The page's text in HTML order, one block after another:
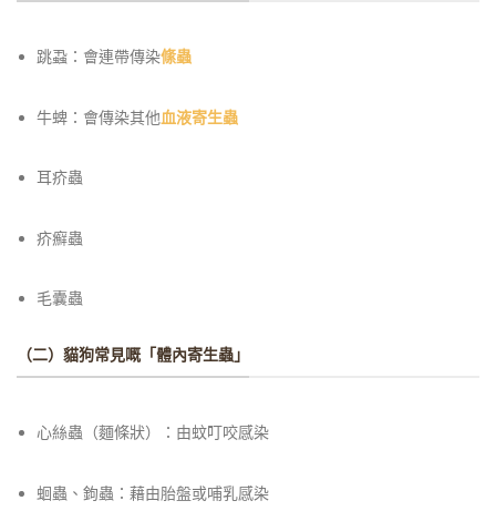
跳蝨： 會連帶傳染絛蟲
牛蜱： 會傳染其他血液寄生蟲
耳疥蟲
疥癬蟲
毛囊蟲
（二）貓狗常見嘅「體內寄生蟲」
心絲蟲（麵條狀）：由蚊叮咬感染
蛔蟲、鉤蟲：藉由胎盤或哺乳感染